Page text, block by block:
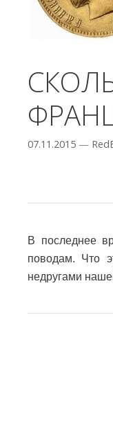
07.11.2015 —
В последнее
поводам. Что
недругами